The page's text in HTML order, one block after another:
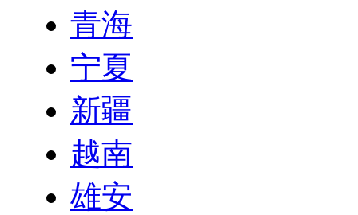
青海
宁夏
新疆
越南
雄安